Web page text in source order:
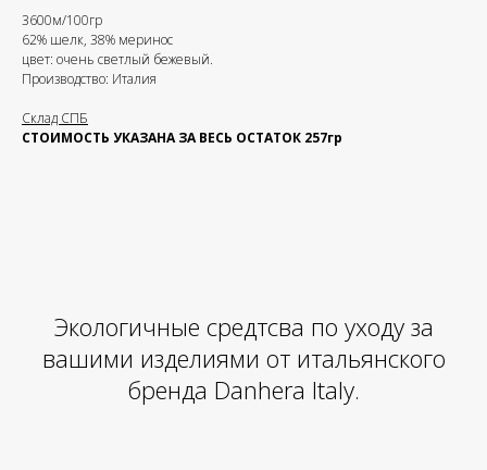
3600м/100гр
62% шелк, 38% меринос
цвет: очень светлый бежевый.
Производство: Италия
Склад СПБ
СТОИМОСТЬ УКАЗАНА ЗА ВЕСЬ ОСТАТОК 257гр
Экологичные средтсва по уходу за
вашими изделиями от итальянского
бренда Danhera Italy.